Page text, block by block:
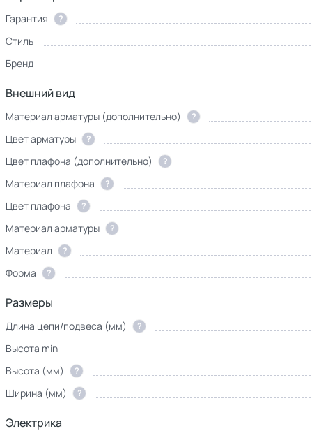
Гарантия ?
Стиль
Бренд
Внешний вид
Материал арматуры (дополнительно) ?
Цвет арматуры
?
Цвет плафона (дополнительно)
?
Материал плафона
?
Цвет плафона
?
Материал арматуры
?
Материал
?
Форма
?
Размеры
Длина цепи/подвеса (мм) ?
Высота min
Высота (мм)
?
Ширина (мм)
?
Электрика